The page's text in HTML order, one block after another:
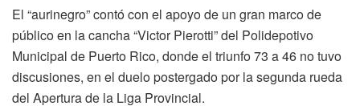
El “aurinegro” contó con el apoyo de un gran marco de
público en la cancha “Victor Pierotti” del Polidepotivo
Municipal de Puerto Rico, donde el triunfo 73 a 46 no tuvo
discusiones, en el duelo postergado por la segunda rueda
del Apertura de la Liga Provincial.